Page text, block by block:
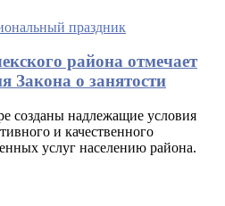
праздник
района отмечает
Закона о занятости
созданы надлежащие условия
и качественного
услуг населению района.